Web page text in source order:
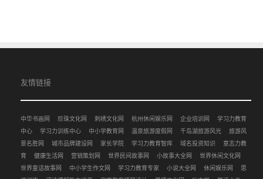
友情链接
中华书画网 珍珠文化网 刺绣文化网 杭州休闲娱乐网 企业培训网
学习力教育
中心
学习力训练中心 中小学教育网 温泉旅游度假网 千岛湖旅游风光
旅游风
景名胜网
城市品牌建设网 家长学院 学习力教育智库 域名投资知识
意志力教
育
健康生活网 营销策划网 世界民间故事网 小故事大全网
世界休闲文化网
世界童话故事网
中小学生作文网 学习力教育专家 小说大全网 休闲娱乐网
思